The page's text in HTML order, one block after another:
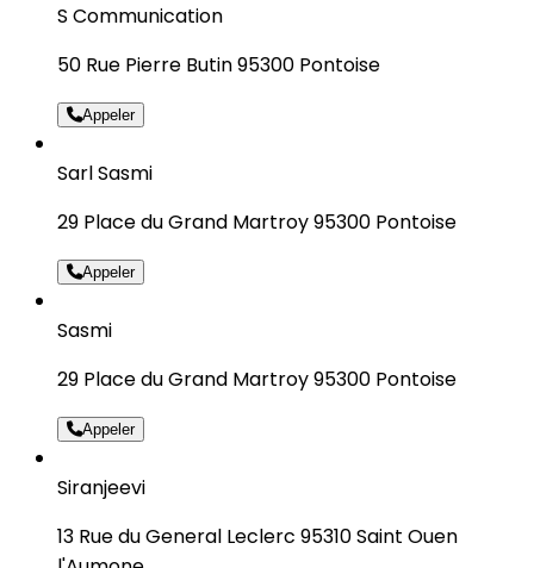
S Communication
50 Rue Pierre Butin 95300 Pontoise
Appeler
Sarl Sasmi
29 Place du Grand Martroy 95300 Pontoise
Appeler
Sasmi
29 Place du Grand Martroy 95300 Pontoise
Appeler
Siranjeevi
13 Rue du General Leclerc 95310 Saint Ouen